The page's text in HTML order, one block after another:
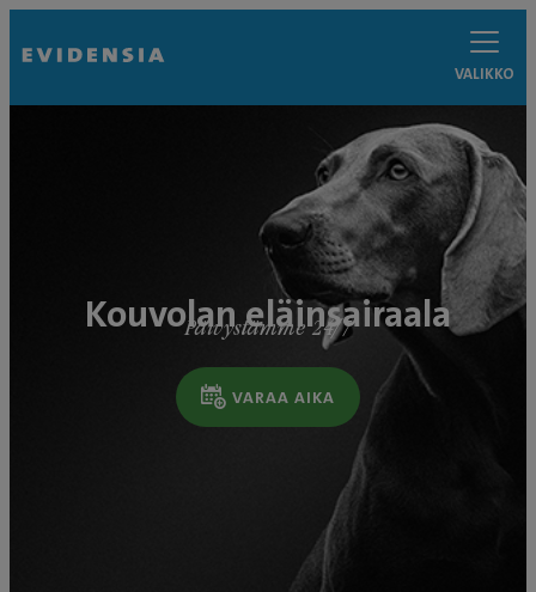
VALIKKO
Kouvolan eläinsairaala
Päivystämme 24/7
VARAA AIKA